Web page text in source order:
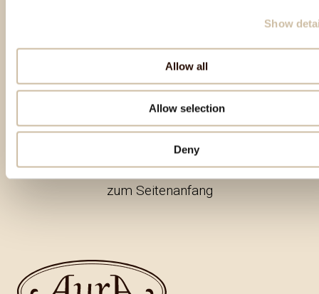
Show
Allow all
Allow selection
Deny
zum Seitenanfang